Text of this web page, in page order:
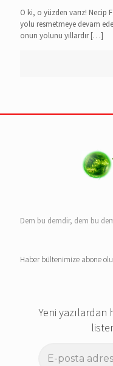
O ki, o yüzden varız! Necip
yolu resmetmeye devam
onun yolunu yıllardır[…]
Dem bu demdir, dem bu
Haber bültenimize abone
Yeni
posta